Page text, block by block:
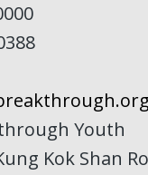
Youth
Kok Shan